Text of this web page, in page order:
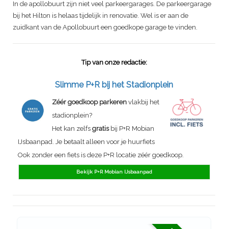
In de apollobuurt zijn niet veel parkeergarages. De parkeergarage
bij het Hilton is helaas tijdelijk in renovatie. Wel is er aan de
zuidkant van de Apollobuurt een goedkope garage te vinden.
Tip van onze redactie:
Slimme P+R bij het Stadionplein
Zéér goedkoop parkerenvlakbij het
stadionplein?
Het kan zelfs gratisbij P+R Mobian
IJsbaanpad. Je betaalt alleen voor je huurfiets
Ook zonder een fiets is deze P+R locatie zéér goedkoop.
Bekijk P+R Mobian IJsbaanpad